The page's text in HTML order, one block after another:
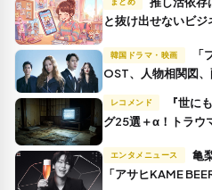
と抜け出せないビジ
韓国ドラマ・映画
OST、人物相関図
レコメンド
グ25選＋α！トラウ
エンタメニュース
「アサヒKAME